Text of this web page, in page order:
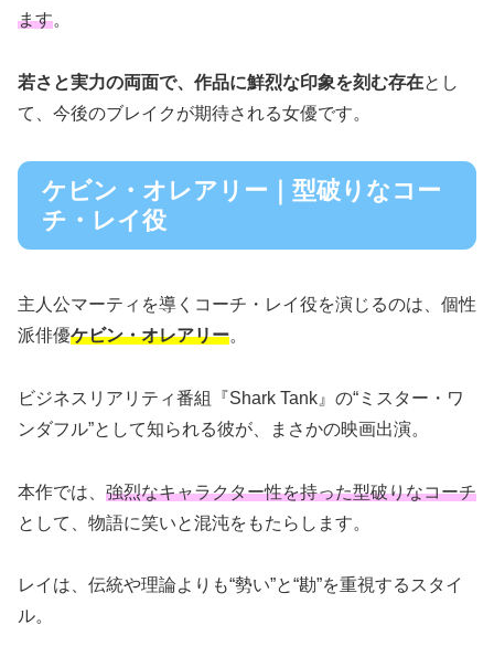
ます。
若さと実力の両面で、作品に鮮烈な印象を刻む存在とし
て、今後のブレイクが期待される女優です。
ケビン・オレアリー｜型破りなコー
チ・レイ役
主人公マーティを導くコーチ・レイ役を演じるのは、個性
派俳優ケビン・オレアリー。
ビジネスリアリティ番組『Shark Tank』の“ミスター・ワ
ンダフル”として知られる彼が、まさかの映画出演。
本作では、 強烈なキャラクター性を持った型破りなコーチ
として、物語に笑いと混沌をもたらします。
レイは、伝統や理論よりも“勢い”と“勘”を重視するスタイ
ル。